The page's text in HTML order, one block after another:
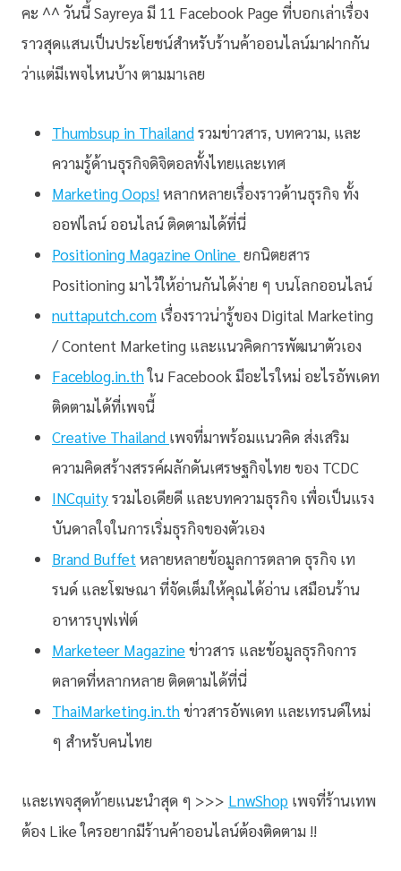
คะ ^^ วันนี้ Sayreya มี 11 Facebook Page ที่บอกเล่าเรื่อง
ราวสุดแสนเป็นประโยชน์สำหรับร้านค้าออนไลน์มาฝากกัน
ว่าแต่มีเพจไหนบ้าง ตามมาเลย
Thumbsup in Thailandรวมข่าวสาร, บทความ, และ
ความรู้ด้านธุรกิจดิจิตอลทั้งไทยและเทศ
Marketing Oops!หลากหลายเรื่องราวด้านธุรกิจ ทั้ง
ออฟไลน์ ออนไลน์ ติดตามได้ที่นี่
Positioning Magazine Online ยกนิตยสาร
Positioning มาไว้ให้อ่านกันได้ง่าย ๆ บนโลกออนไลน์
nuttaputch.com เรื่องราวน่ารู้ของ Digital Marketing
/ Content Marketing และแนวคิดการพัฒนาตัวเอง
Faceblog.in.thใน Facebook มีอะไรใหม่ อะไรอัพเดท
ติดตามได้ที่เพจนี้
Creative Thailand เพจที่มาพร้อมแนวคิด ส่งเสริม
ความคิดสร้างสรรค์ผลักดันเศรษฐกิจไทย ของ TCDC
INCquityรวมไอเดียดี และบทความธุรกิจ เพื่อเป็นแรง
บันดาลใจในการเริ่มธุรกิจของตัวเอง
Brand Buffet หลายหลายข้อมูลการตลาด ธุรกิจ เท
รนด์ และโฆษณา ที่จัดเต็มให้คุณได้อ่าน เสมือนร้าน
อาหารบุฟเฟ่ต์
Marketeer Magazineข่าวสาร และข้อมูลธุรกิจการ
ตลาดที่หลากหลาย ติดตามได้ที่นี่
ThaiMarketing.in.thข่าวสารอัพเดท และเทรนด์ใหม่
ๆ สำหรับคนไทย
และเพจสุดท้ายแนะนำสุด ๆ >>> LnwShop เพจที่ร้านเทพ
ต้อง Like ใครอยากมีร้านค้าออนไลน์ต้องติดตาม !!